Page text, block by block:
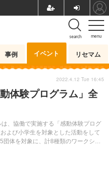
menu
search
事例 イベント リセマム
体験プログラム」全
、協働で実施する「感動体験プログ
よび小学生を対象とした活動をして
体を対象に、計8種類のワークショ
2022.4.12 Tue 16:45